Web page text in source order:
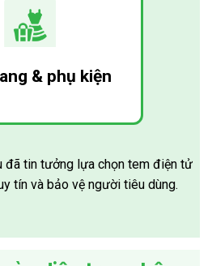
đã tin tưởng lựa chọn tem điện tử
tín và bảo vệ người tiêu dùng.
& phụ kiện